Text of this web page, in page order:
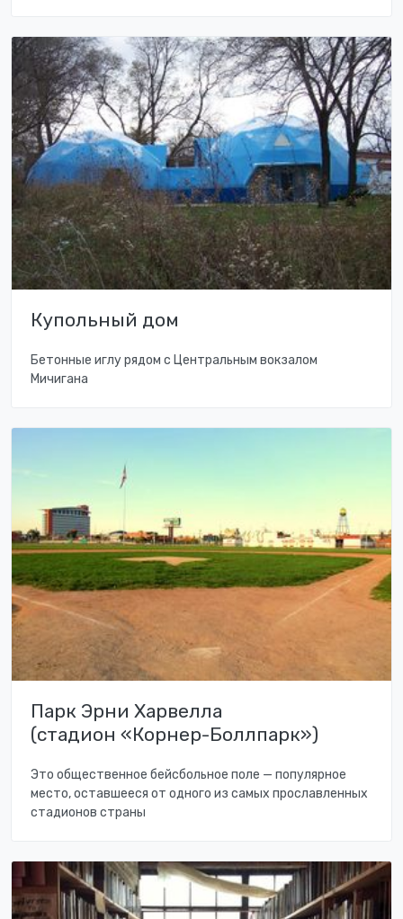
Купольный дом
Бетонные иглу рядом с Центральным вокзалом
Мичигана
Парк Эрни Харвелла
(стадион «Корнер-Боллпарк»)
Это общественное бейсбольное поле — популярное
место, оставшееся от одного из самых прославленных
стадионов страны